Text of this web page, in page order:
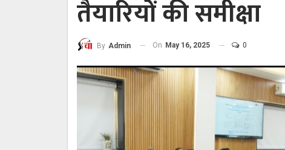
तैयारियों की समीक्षा
By Admin On May 16, 2025 0